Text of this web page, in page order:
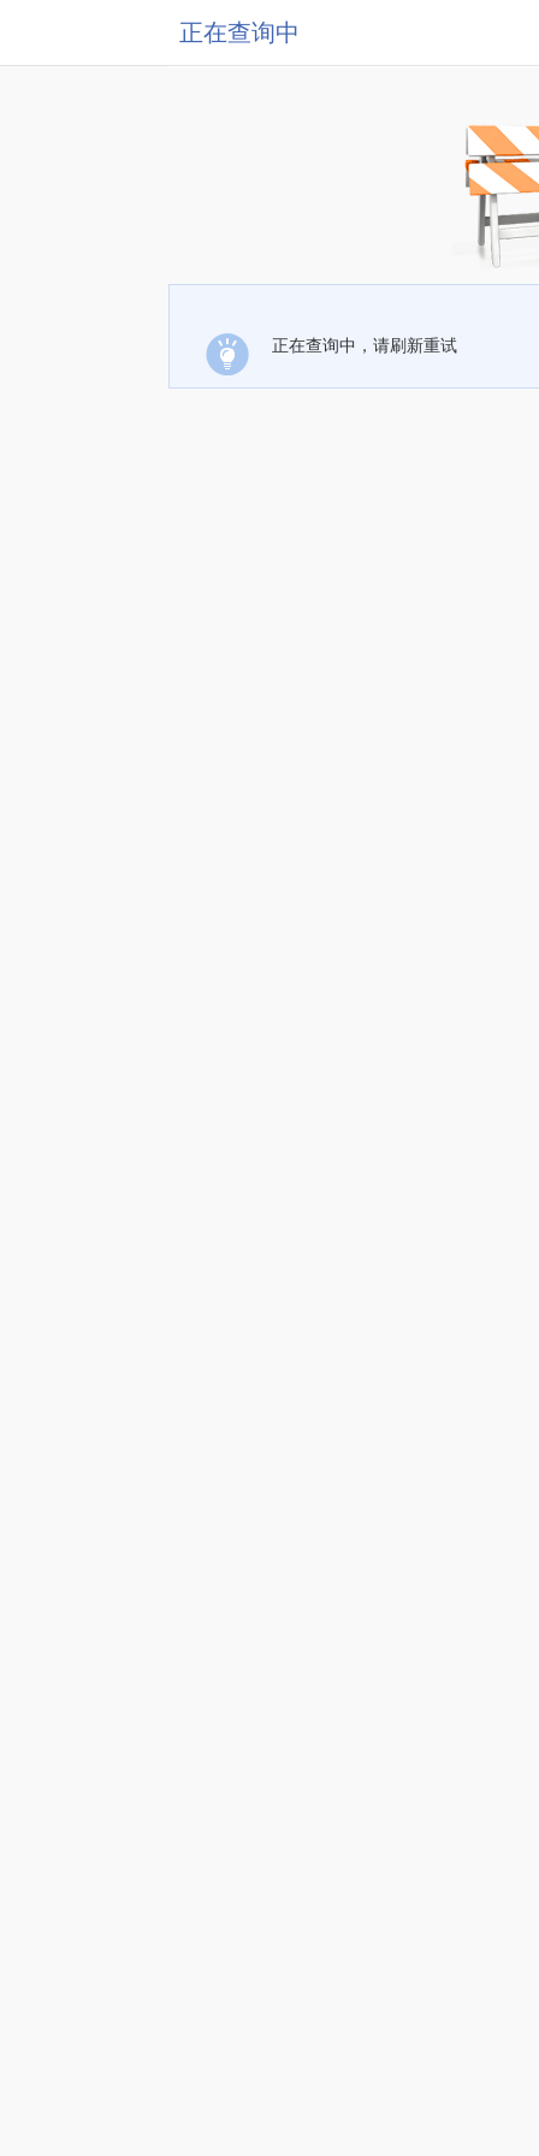
正在查询中
正在查询中，请刷新重试